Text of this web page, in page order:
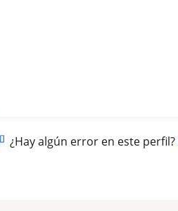
¿Hay algún error en este perfil?